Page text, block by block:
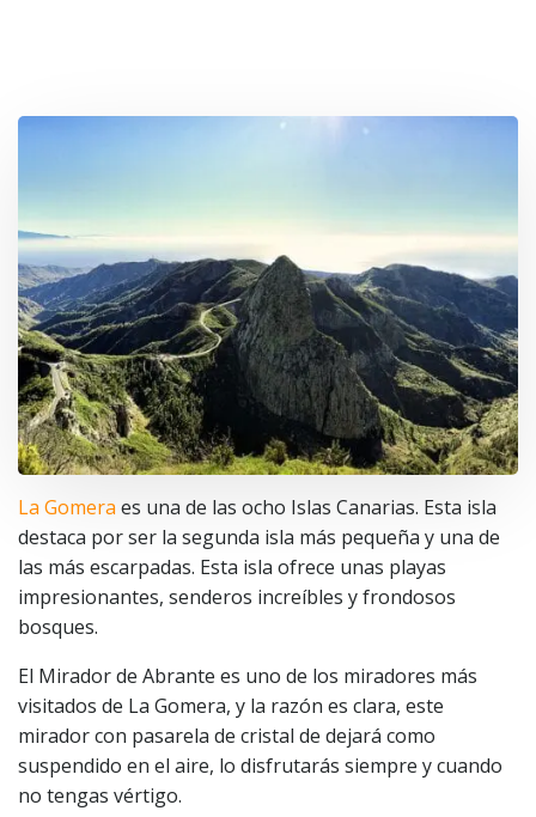
La Gomera es una de las ocho Islas Canarias. Esta isla
destaca por ser la segunda isla más pequeña y una de
las más escarpadas. Esta isla ofrece unas playas
impresionantes, senderos increíbles y frondosos
bosques.
El Mirador de Abrante es uno de los miradores más
visitados de La Gomera, y la razón es clara, este
mirador con pasarela de cristal de dejará como
suspendido en el aire, lo disfrutarás siempre y cuando
no tengas vértigo.